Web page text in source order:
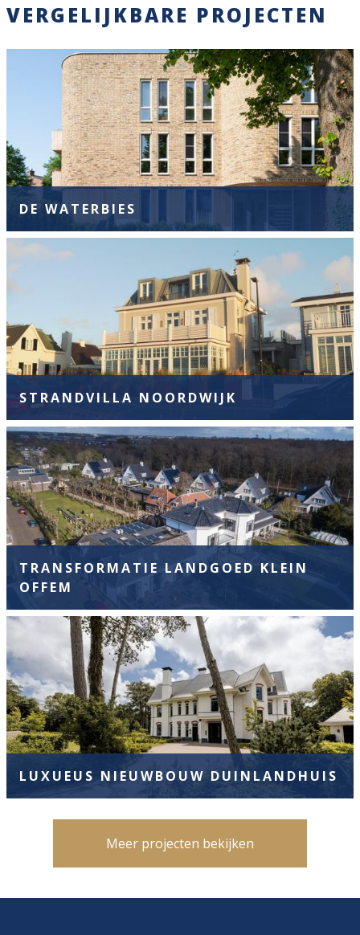
VERGELIJKBARE PROJECTEN
DE WATERBIES
STRANDVILLA NOORDWIJK
TRANSFORMATIE LANDGOED KLEIN
OFFEM
LUXUEUS NIEUWBOUW DUINLANDHUIS
Meer projecten bekijken